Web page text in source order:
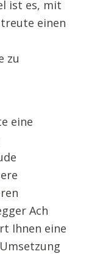
ist es, mit
einen
zu
eine
Ach
Ihnen eine